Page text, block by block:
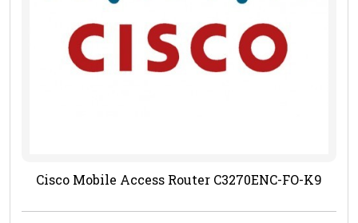
Cisco Mobile Access Router C3270ENC-FO-K9